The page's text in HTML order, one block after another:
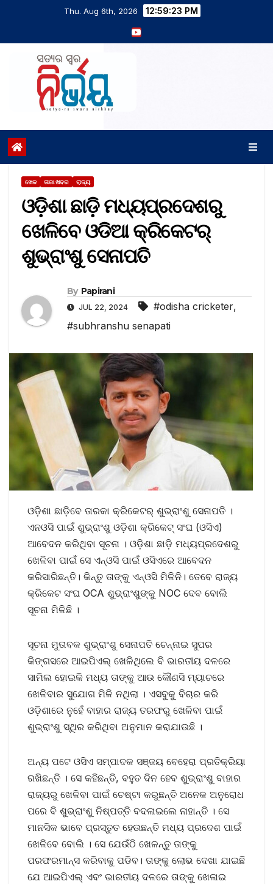
Thu. Aug 6th, 2026 12:59:24 PM
ଖେଳ ତାଜା ଖବର ରାଜ୍ୟ
ଓଡ଼ିଶା ଛାଡ଼ି ମଧ୍ୟପ୍ରଦେଶରୁ
ଖେଳିବେ ଓଡିଆ କ୍ରିକେଟର୍‌
ଶୁଭ୍ରାଂଶୁ ସେନାପତି
By Papirani
JUL 22, 2024 #odisha cricketer,
#subhranshu senapati
ଓଡ଼ିଶା ଛାଡ଼ିବେ ତାରକା କ୍ରିକେଟର୍‌ ଶୁଭ୍ରାଂଶୁ ସେନାପତି ।
ଏନଓସି ପାଇଁ ଶୁଭ୍ରାଂଶୁ ଓଡ଼ିଶା କ୍ରିକେଟ୍‌ ସଂଘ (ଓସିଏ)
ଆବେଦନ କରିଥିବା ସୂଚନା । ଓଡ଼ିଶା ଛାଡ଼ି ମଧ୍ୟପ୍ରଦେଶରୁ
ଖେଳିବା ପାଇଁ ସେ ଏନ୍‌ଓସି ପାଇଁ ଓସିଏରେ ଆବେଦନ
କରିସାରିଛନ୍ତି। କିନ୍ତୁ ତାଙ୍କୁ ଏନ୍‌ଓସି ମିଳିନି। ତେବେ ରାଜ୍ୟ
କ୍ରିକେଟ ସଂଘ OCA ଶୁଭ୍ରାଂଶୁଙ୍କୁ NOC ଦେବ ବୋଲି
ସୂଚନା ମିଳିଛି ।
ସୂଚନା ମୁତାବକ ଶୁଭ୍ରାଂଶୁ ସେନାପତି ଚେନ୍ନାଇ ସୁପର
କିଙ୍ଗସରେ ଆଇପିଏଲ୍‌ ଖେଳିଥିଲେ ବି ଭାରତୀୟ ଦଳରେ
ସାମିଲ ହୋଇକି ମଧ୍ୟ ତାଙ୍କୁ ଆଉ କୌଣସି ମ୍ୟାଚରେ
ଖେଳିବାର ସୁଯୋଗ ମିଳି ନଥିଲା । ଏସବୁକୁ ବିଚାର କରି
ଓଡ଼ିଶାରେ ନୁହେଁ ବାହାର ରାଜ୍ୟ ତରଫରୁ ଖେଳିବା ପାଇଁ
ଶୁଭ୍ରାଂଶୁ ସ୍ଥିର କରିଥିବା ଅନୁମାନ କରାଯାଉଛି ।
ଅନ୍ୟ ପଟେ ଓସିଏ ସମ୍ପାଦକ ସଞ୍ଜୟ ବେହେରା ପ୍ରତିକ୍ରିୟା
ରଖିଛନ୍ତି । ସେ କହିଛନ୍ତି, ବହୁତ ଦିନ ହେବ ଶୁଭ୍ରାଂଶୁ ବାହାର
ରାଜ୍ୟରୁ ଖେଳିବା ପାଇଁ ଚେଷ୍ଟା କରୁଛନ୍ତି ଅନେକ ଅନୁରୋଧ
ପରେ ବି ଶୁଭ୍ରାଂଶୁ ନିଷ୍ପତ୍ତି ବଦଳାଇଲେ ନାହାନ୍ତି । ସେ
ମାନସିକ ଭାବେ ପ୍ରସ୍ତୁତ ହେଉଛନ୍ତି ମଧ୍ୟ ପ୍ରଦେଶ ପାଇଁ
ଖେଳିବେ ବୋଲି । ସେ ଯେଉଁଠି ଖେଳନ୍ତୁ ତାଙ୍କୁ
ପରଫରମାନ୍ସ କରିବାକୁ ପଡିବ। ତାଙ୍କୁ ଲୋଭ ଦେଖା ଯାଇଛି
ଯେ ଆଇପିଏଲ୍‌ ଏବଂ ଭାରତୀୟ ଦଳରେ ତାଙ୍କୁ ଖେଳାଇ